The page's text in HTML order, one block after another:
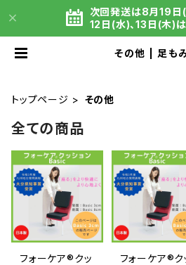
次回発送は8月19日
12日(水)、13日(木)
その他 | 足も
トップページ その他
全ての商品
フォーケア®クッ
フォーケア®ク